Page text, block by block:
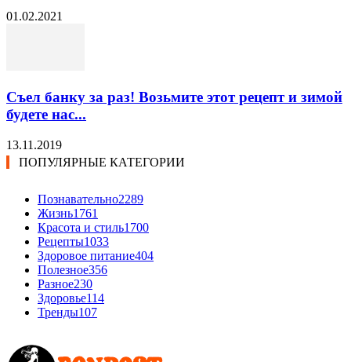
01.02.2021
Съел банку за раз! Возьмите этот рецепт и зимой
будете нас...
13.11.2019
ПОПУЛЯРНЫЕ КАТЕГОРИИ
Познавательно2289
Жизнь1761
Красота и стиль1700
Рецепты1033
Здоровое питание404
Полезное356
Разное230
Здоровье114
Тренды107